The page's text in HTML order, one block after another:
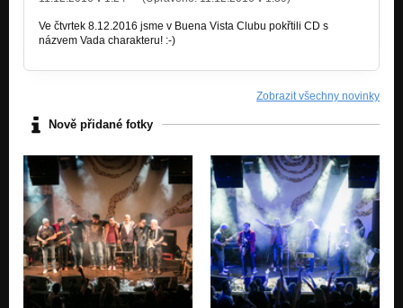
Ve čtvrtek 8.12.2016 jsme v Buena Vista Clubu pokřtili CD s
názvem Vada charakteru! :-)
Zobrazit všechny novinky
Nově přidané fotky